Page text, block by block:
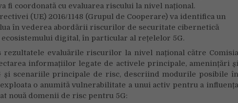
fi coordonată cu evaluarea riscului la nivel național.
(UE) 2016/1148 (Grupul de Cooperare) va identifica un
în vederea abordării riscurilor de securitate cibernetică
digital, în particular al rețelelor 5G.
evaluările riscurilor la nivel național către Comisia
informațiilor legate de activele principale, amenințări și
scenariile principale de risc, descriind modurile posibile în
o anumită vulnerabilitate a unui activ pentru a influența
nouă domenii de risc pentru 5G: